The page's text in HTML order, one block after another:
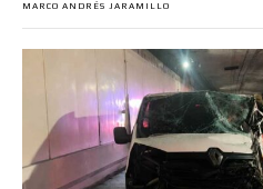
MARCO ANDRÉS JARAMILLO